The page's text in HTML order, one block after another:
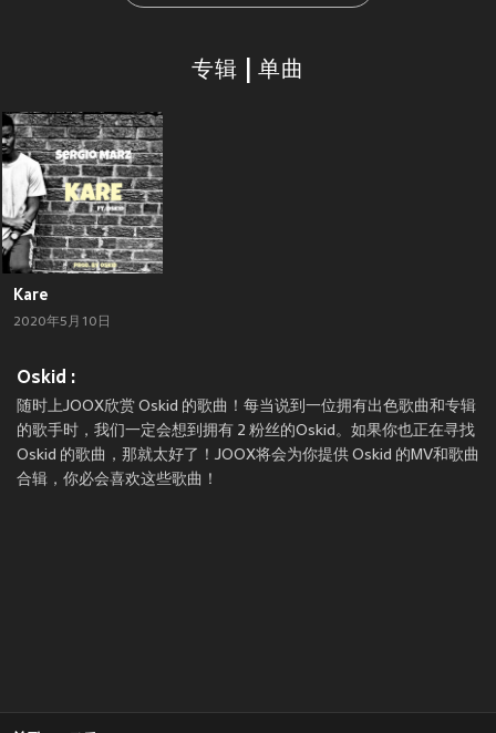
专辑 | 单曲
Kare
2020年5月10日
Oskid :
随时上JOOX欣赏 Oskid 的歌曲！每当说到一位拥有出色歌曲和专辑
的歌手时，我们一定会想到拥有 2 粉丝的Oskid。如果你也正在寻找
Oskid 的歌曲，那就太好了！JOOX将会为你提供 Oskid 的MV和歌曲
合辑，你必会喜欢这些歌曲！